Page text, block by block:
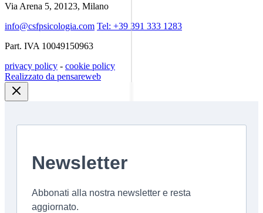
Via Arena 5, 20123, Milano
info@csfpsicologia.com Tel: +39 391 333 1283
Part. IVA 10049150963
privacy policy - cookie policy
Realizzato da pensareweb